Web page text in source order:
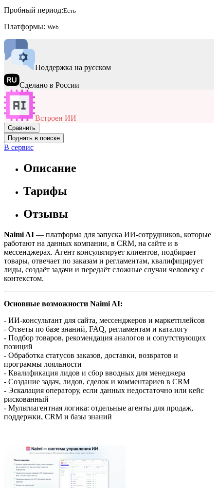
Пробный период:Есть
Платформы: Web
Поддержка на русском
Сделано в России
Встроен ИИ
Сравнить
Поднять в поиске
В сервис
Описание
Тарифы
Отзывы
Naimi AI — платформа для запуска ИИ-сотрудников, которые
работают на данных компании, в CRM, на сайте и в
мессенджерах. Агент консультирует клиентов, подбирает
товары, отвечает по заказам и регламентам, квалифицирует
лиды, создаёт задачи и передаёт сложные случаи человеку с
контекстом.
Основные возможности Naimi AI:
- ИИ-консультант для сайта, мессенджеров и маркетплейсов
- Ответы по базе знаний, FAQ, регламентам и каталогу
- Подбор товаров, рекомендация аналогов и сопутствующих
позиций
- Обработка статусов заказов, доставки, возвратов и
программы лояльности
- Квалификация лидов и сбор вводных для менеджера
- Создание задач, лидов, сделок и комментариев в CRM
- Эскалация оператору, если данных недостаточно или кейс
рискованный
- Мультиагентная логика: отдельные агенты для продаж,
поддержки, CRM и базы знаний